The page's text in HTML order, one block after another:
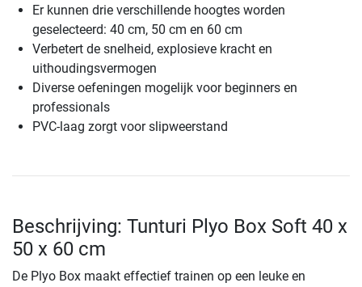
Er kunnen drie verschillende hoogtes worden
geselecteerd: 40 cm, 50 cm en 60 cm
Verbetert de snelheid, explosieve kracht en
uithoudingsvermogen
Diverse oefeningen mogelijk voor beginners en
professionals
PVC-laag zorgt voor slipweerstand
Beschrijving: Tunturi Plyo Box Soft 40 x
50 x 60 cm
De Plyo Box maakt effectief trainen op een leuke en